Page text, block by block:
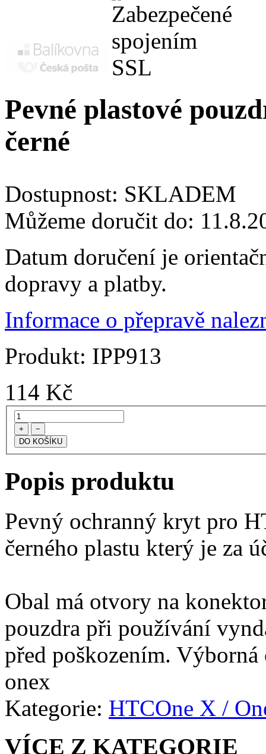
Pevné plastové
černé
Dostupnost: SKLADEM
Můžeme doručit do:
Datum doručení je
dopravy a platby.
Informace o přepravě
Produkt: IPP913
114 Kč
+ −
Popis produktu
Pevný ochranný kryt pro
černého plastu který je za
Obal má otvory na
pouzdra při používání
před poškozením.
onex
Kategorie: HTCOne X /
VÍCE Z KATEGORIE